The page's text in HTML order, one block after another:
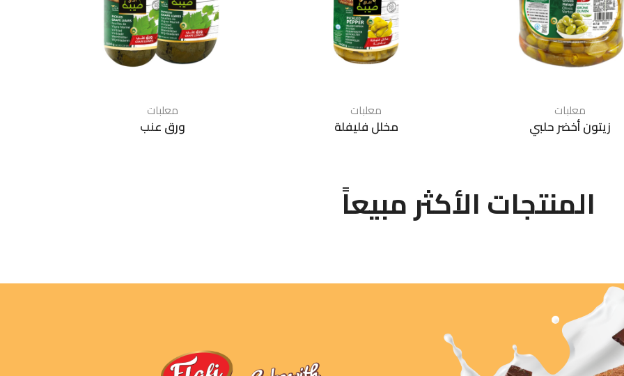
معلبات
زيتون أخضر حلبي
معلبات
مخلل فليفلة
معلبات
ورق عنب
المنتجات الأكثر مبيعاً